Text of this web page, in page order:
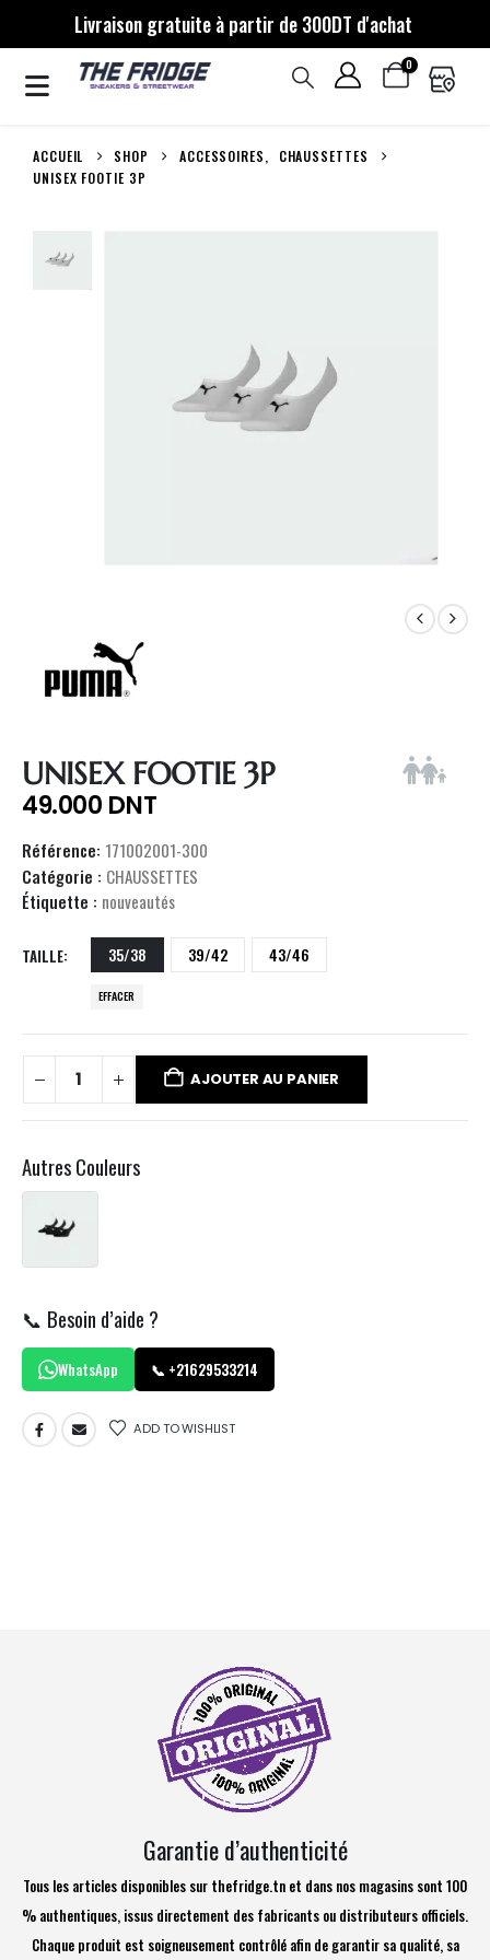
Livraison gratuite à partir de 300DT d'achat
0
ACCUEIL SHOP ACCESSOIRES,
CHAUSSETTES
UNISEX FOOTIE 3P
UNISEX FOOTIE 3P
49.000 DNT
Référence: 171002001-300
Catégorie : CHAUSSETTES
Étiquette : nouveautés
TAILLE 35/38 39/42 43/46
EFFACER
AJOUTER AU PANIER
Autres Couleurs
📞 Besoin d’aide ?
WhatsApp 📞 +21629533214
ADD TO WISHLIST
Garantie d’authenticité
Tous les articles disponibles sur thefridge.tn et dans nos magasins sont 100
% authentiques, issus directement des fabricants ou distributeurs officiels.
Chaque produit est soigneusement contrôlé afin de garantir sa qualité, sa